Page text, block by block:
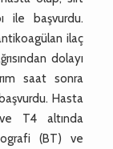
ile başvurdu.
ilaç
dolayı
saat sonra
Hasta
T4 altında
(BT) ve